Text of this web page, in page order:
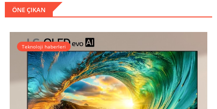
ÖNE ÇIKAN
Teknoloji haberleri